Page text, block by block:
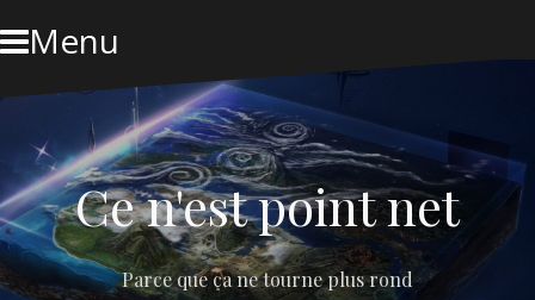
to
contentMenu
Ce n'est point net
Parce que ça ne tourne plus rond